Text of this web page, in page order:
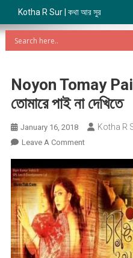
Kotha R Sur | কথা আর সুর
Noyon Tomay
তোমারে পাই না দেখিতে
January 16, 2018 Kotha R
Leave A CommentOn
Tomay
Pai
Na
Dekhite
|
নয়ন
তোমারে